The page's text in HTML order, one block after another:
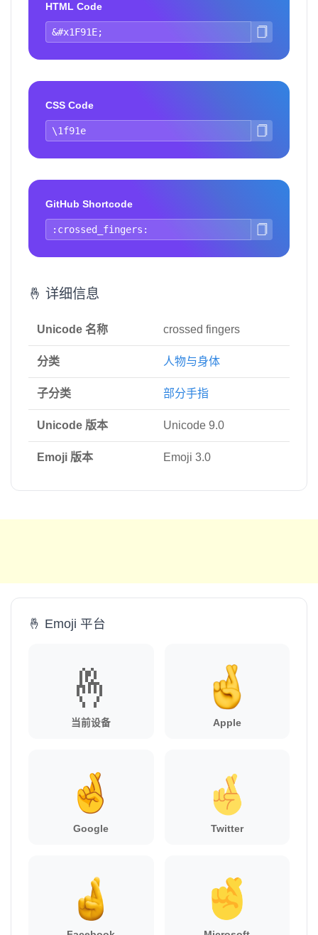
HTML Code
CSS Code
GitHub Shortcode
🤞 详细信息
Unicode 名称 crossed fingers
分类 人物与身体
子分类 部分手指
Unicode 版本 Unicode 9.0
Emoji 版本 Emoji 3.0
🤞 Emoji 平台
🤞
当前设备 Apple
Google Twitter